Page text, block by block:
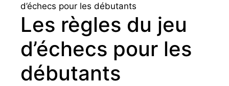
d’échecs pour les débutants
Les règles du jeu
d’échecs pour les
débutants